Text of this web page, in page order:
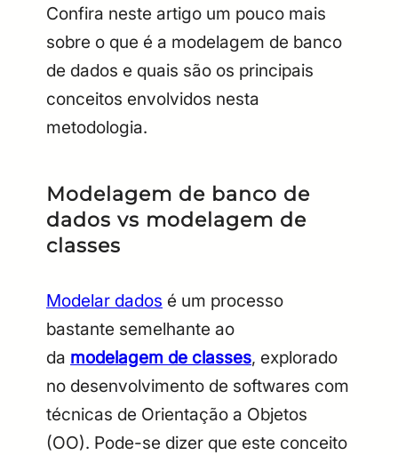
Confira neste artigo um pouco mais
sobre o que é a modelagem de banco
de dados e quais são os principais
conceitos envolvidos nesta
metodologia.
Modelagem de banco de
dados vs modelagem de
classes
Modelar dados é um processo
bastante semelhante ao
da modelagem de classes, explorado
no desenvolvimento de softwares com
técnicas de Orientação a Objetos
(OO). Pode-se dizer que este conceito